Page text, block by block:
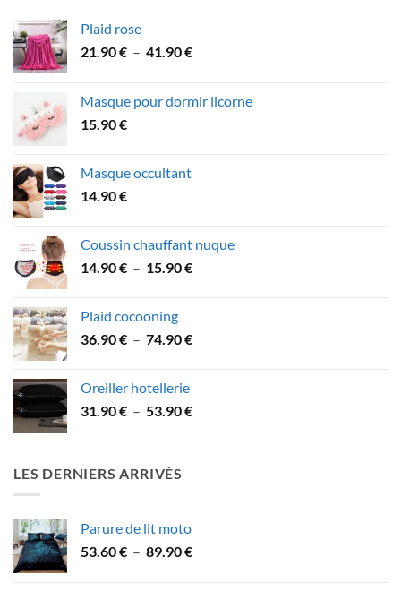
Plaid rose
21.90€ – 41.90€Plage
21.90 €
Masque pour dormir licorne
15.90€
Masque occultant
14.90€
Coussin chauffant nuque
14.90€ – 15.90€Plage
à
Plaid cocooning
36.90€ – 74.90€Plage
à
Oreiller hotellerie
31.90€ – 53.90€Plage
LES DERNIERS ARRIVÉS
Parure de lit moto
53.60€ – 89.90€Plage